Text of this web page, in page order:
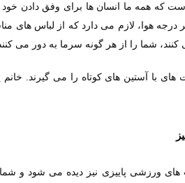
همه ما انسان ها برای وفق دادن خود
درجه هوا، لازم می دارد که از لباس
شما را از هر گونه سرما به دور می
با آستین های کوتاه را می گیرند.
ورزشی پاییزی نیز دیده می شود و